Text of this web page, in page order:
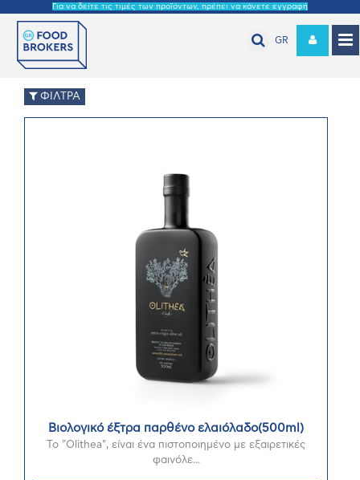
Για να δείτε τις τιμές των προϊόντων, πρέπει να κάνετε εγγραφή
GR
ΦΙΛΤΡΑ
Βιολογικό έξτρα παρθένο ελαιόλαδο(500ml)
Το "Olithea", είναι ένα πιστοποιημένο με εξαιρετικές
φαινόλε...